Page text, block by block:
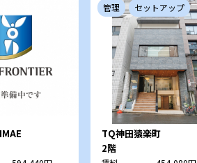
管理 セットアップ
TQ神田猿楽町
2階